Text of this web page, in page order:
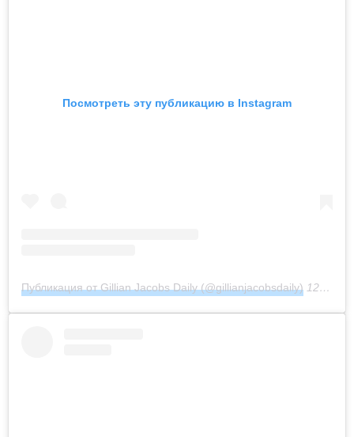
Посмотреть эту публикацию в Instagram
Публикация от Gillian Jacobs Daily (@gillianjacobsdaily) 12 Июн 2020 в 9:34 PDT